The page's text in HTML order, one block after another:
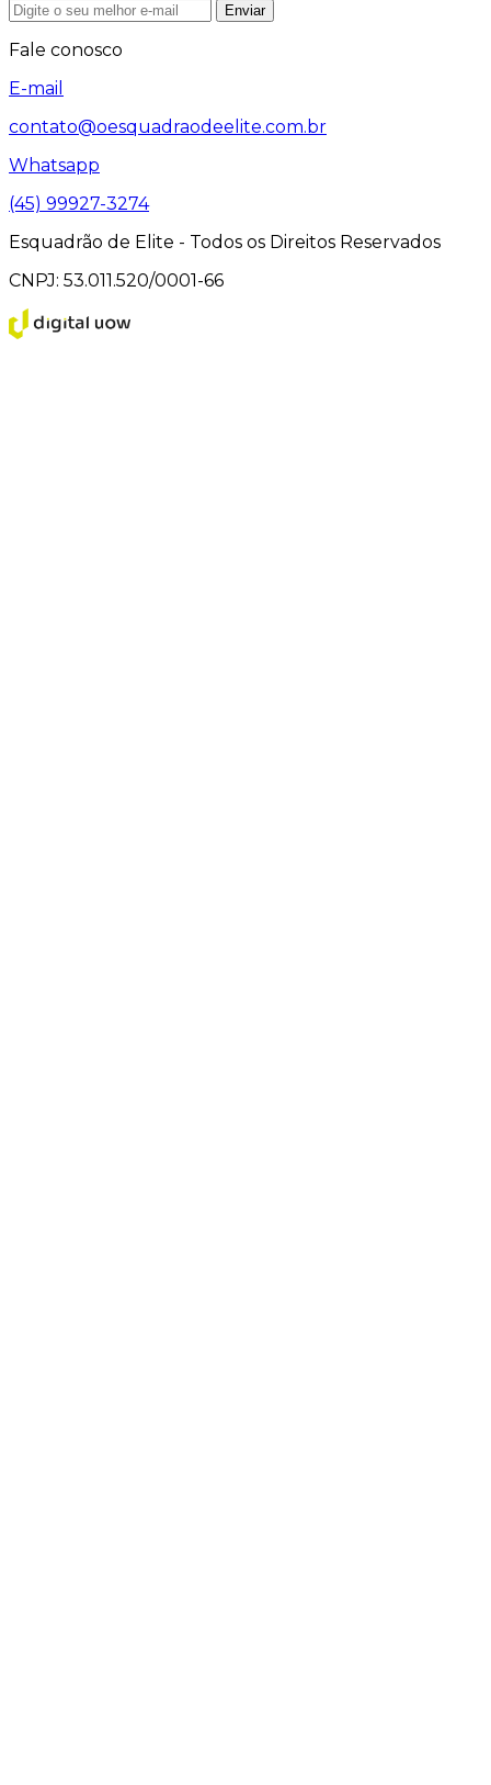
Enviar
Fale conosco
E-mail
contato@oesquadraodeelite.com.br
Whatsapp
(45) 99927-3274
Esquadrão de Elite - Todos os Direitos Reservados
CNPJ: 53.011.520/0001-66